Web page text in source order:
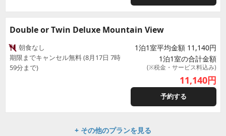
Double or Twin Deluxe Mountain View
朝食なし
期限までキャンセル無料 (8月17日 7時
59分まで)
1泊1室平均金額 11,140円
1泊1室の合計金額
(※税金・サービス料込み)
11,140円
予約する
+ その他のプランを見る